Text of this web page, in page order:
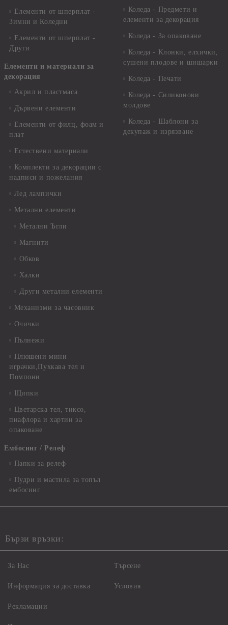
Елементи от шперплат -
Зимни и Коледни
Елементи от шперплат -
Други
Елементи и материали за
декорация
Акрил и пластмаса
Дървени елементи
Елементи от филц, фоам и
плат
Естествени материали
Комплекти за декорации с
надписи и пожелания
Лед лампички
Метални елементи
Метални Ъгли
Магнити
Обков
Халки
Други метални елементи
Механизми за часовник
Очички
Пълнежи
Плюшени мини
играчки,Пухкава тел и
Помпони
Щипки
Цветарска тел, тиксо,
пиафлора и хартии за
опаковане
Ембосинг / Релеф
Папки за релеф
Пудри и мастила за топъл
ембосинг
Коледа - Предмети и
елементи за декорация
Коледа - За опаковане
Коледа - Kлонки, елхички,
сушени плодове и шишарки
Коледа - Печати
Коледа - Силиконови
молдове
Коледа - Шаблони за
декупаж и изрязване
Бързи връзки:
За Нас
Информация за доставка
Рекламации
Търсене
Условия